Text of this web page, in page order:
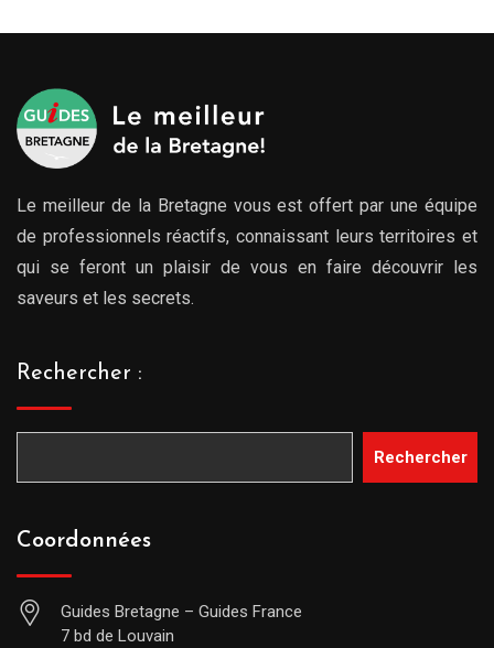
Le meilleur de la Bretagne vous est offert par une équipe
de professionnels réactifs, connaissant leurs territoires et
qui se feront un plaisir de vous en faire découvrir les
saveurs et les secrets.
Rechercher :
Rechercher
Coordonnées
Guides Bretagne – Guides France
7 bd de Louvain